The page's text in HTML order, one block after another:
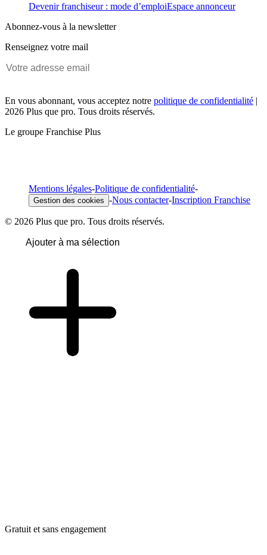
Devenir franchiseur : mode d’emploiEspace annonceur
Abonnez-vous à la newsletter
Renseignez votre mail
En vous abonnant, vous acceptez notre politique de confidentialité |
2026 Plus que pro. Tous droits réservés.
Le groupe Franchise Plus
Mentions légales-Politique de confidentialité-
Gestion des cookies -Nous contacter-Inscription Franchise
© 2026 Plus que pro. Tous droits réservés.
Ajouter à ma sélection
Gratuit et sans engagement